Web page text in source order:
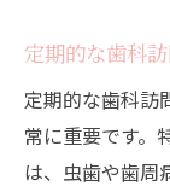
定期
患者
歯医者で
笑顔
定期的な歯科
定期的な歯科訪
常に重要です。
は、虫歯や歯周